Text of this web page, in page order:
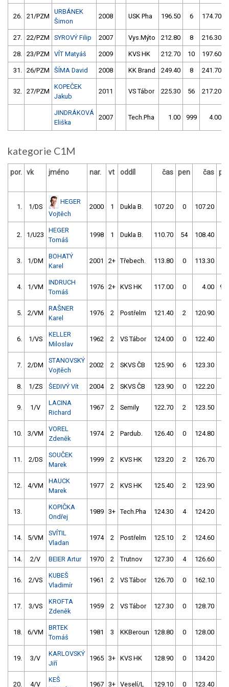
26. 21/PZM
URBÁNEK
Šimon
2008 USK Pha 196.50 6 174.70
27. 22/PZM SYROVÝ Filip 2007 Vys.Mýto 212.80 8 216.30
28. 23/PZM VÍT Matyáš 2009 KVS HK 212.70 10 197.60
31. 26/PZM ŠÍMA David 2008 KK Brand 249.40 8 241.70
32. 27/PZM
KOPEČEK
Jakub
2011 VS Tábor 225.30 56 217.20
JINDRÁKOVÁ
Eliška
2007 Tech.Pha 1.00 999 4.00
kategorie C1M
por. vk jméno nar. vt oddíl čas pen čas
1. 1/DS
HEGER
Vojtěch
2000 1 Dukla B. 107.20 0 107.20
2. 1/U23
HEGER
Tomáš
1998 1 Dukla B. 110.70 54 108.40
3. 1/DM
BOHATÝ
Karel
2001 2+ Třebech. 113.80 0 113.30
4. 1/VM
INDRUCH
Tomáš
1976 2+ KVS HK 117.00 0 4.00
5. 2/VM
RAŠNER
Karel
1976 2 Postřelm 121.40 2 120.90
6. 1/VS
KELLER
Miloslav
1962 2 VS Tábor 124.00 0 122.40
7. 2/DM
STANOVSKÝ
Vojtěch
2002 2 SKVS ČB 125.90 6 123.30
8. 1/ZS ŠEDIVÝ Vít 2004 2 SKVS ČB 123.90 0 122.20
9. 1/V
LACINA
Richard
1967 2 Semily 122.70 2 123.50
10. 3/VM
VOREL
Zdeněk
1974 2 Pardub. 126.40 0 124.80
11. 2/DS
SOUČEK
Marek
1999 2 KVS HK 123.20 2 126.70
12. 4/VM
HAUCK
Marek
1977 2 KVS HK 125.40 2 123.90
13.
KOPIČKA
Ondřej
1989 3+ Tech.Pha 124.30 4 124.20
14. 5/VM
SVÍTIL
Vladan
1974 2 Postřelm 125.10 2 124.60
14. 2/V BEIER Artur 1970 2 Trutnov 127.30 4 126.60
16. 2/VS
KUBEŠ
Vladimír
1961 2 VS Tábor 126.70 0 162.10
17. 3/VS
KROFTA
Zdeněk
1959 2 VS Tábor 127.30 0 128.70
18. 6/VM
BRTEK
Tomáš
1981 3 KKBeroun 128.80 0 128.00
19. 3/V
KARLOVSKÝ
Jiří
1965 3+ KVS HK 128.90 0 134.20
20. 4/V
KEŠ
1967 3+ Veselí/L 129.10 0 123.40